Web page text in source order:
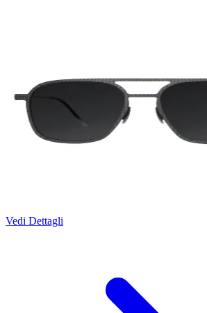
Vedi Dettagli